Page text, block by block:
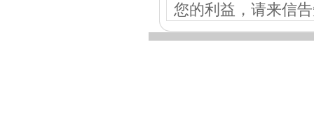
您的利益，请来信